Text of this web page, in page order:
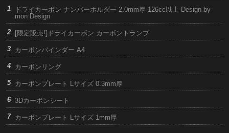
ドライカーボン ナンバーホルダー 2.0mm厚 126cc以上 Design by
mon Design
[限定販売!]ドライカーボン カーボントランプ
カーボンバインダー A4
カーボンリング
カーボンプレート Lサイズ 0.3mm厚
3Dカーボンシート
カーボンプレート Lサイズ 1mm厚